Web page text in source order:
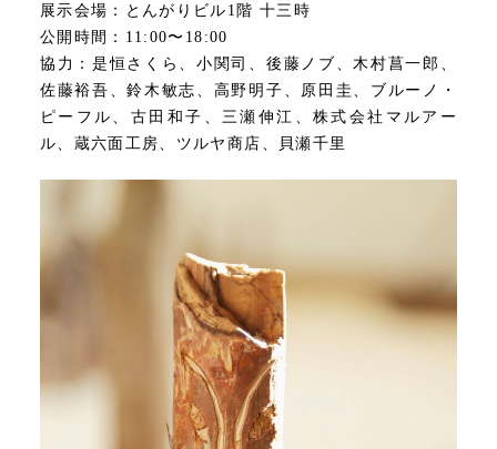
展示会場：とんがりビル1階 十三時
公開時間：11:00〜18:00
協力：是恒さくら、小関司、後藤ノブ、木村菖一郎、
佐藤裕吾、鈴木敏志、高野明子、原田圭、ブルーノ・
ピーフル、古田和子、三瀬伸江、株式会社マルアー
ル、蔵六面工房、ツルヤ商店、貝瀬千里